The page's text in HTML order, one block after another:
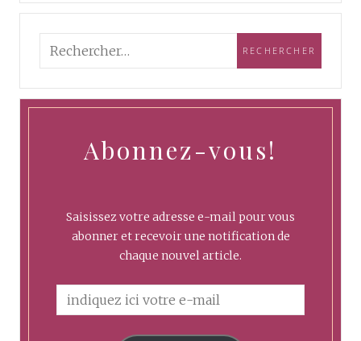
Abonnez-vous!
Saisissez votre adresse e-mail pour vous
abonner et recevoir une notification de
chaque nouvel article.